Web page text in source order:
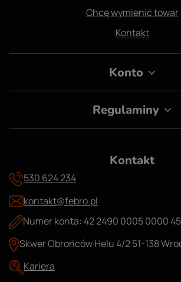
Chcę wymienić towar
Kontakt
Konto
Regulaminy
Kontakt
530 624 234
kontakt@febro.pl
Numer konta: 42 2490 0005 0000
Skwer Obrońców Helu 4/2 51-138
Kariera